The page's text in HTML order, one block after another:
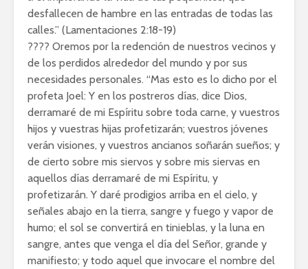
desfallecen de hambre en las entradas de todas las
calles.” (Lamentaciones 2:18-19)
???? Oremos por la redención de nuestros vecinos y
de los perdidos alrededor del mundo y por sus
necesidades personales. “Mas esto es lo dicho por el
profeta Joel: Y en los postreros días, dice Dios,
derramaré de mi Espíritu sobre toda carne, y vuestros
hijos y vuestras hijas profetizarán; vuestros jóvenes
verán visiones, y vuestros ancianos soñarán sueños; y
de cierto sobre mis siervos y sobre mis siervas en
aquellos días derramaré de mi Espíritu, y
profetizarán. Y daré prodigios arriba en el cielo, y
señales abajo en la tierra, sangre y fuego y vapor de
humo; el sol se convertirá en tinieblas, y la luna en
sangre, antes que venga el día del Señor, grande y
manifiesto; y todo aquel que invocare el nombre del